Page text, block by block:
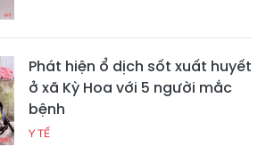
Phát hiện ổ dịch sốt xuất huyết
ở xã Kỳ Hoa với 5 người mắc
bệnh
Y TẾ